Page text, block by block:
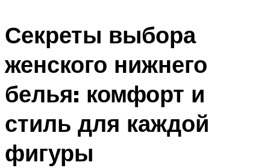
Секреты выбора
женского нижнего
белья: комфорт и
стиль для каждой
фигуры